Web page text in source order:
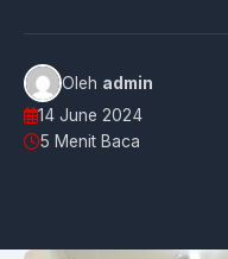
Oleh admin
14 June 2024
5 Menit Baca